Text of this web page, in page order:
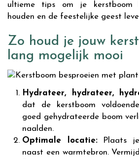
ultieme tips om je kerstboom
houden en de feestelijke geest
Zo houd je jouw
lang mogelijk mooi
Hydrateer, hydrateer,
dat de kerstboom
goed gehydrateerde boom
naalden.
Optimale locatie:Plaats
naast een warmtebron.